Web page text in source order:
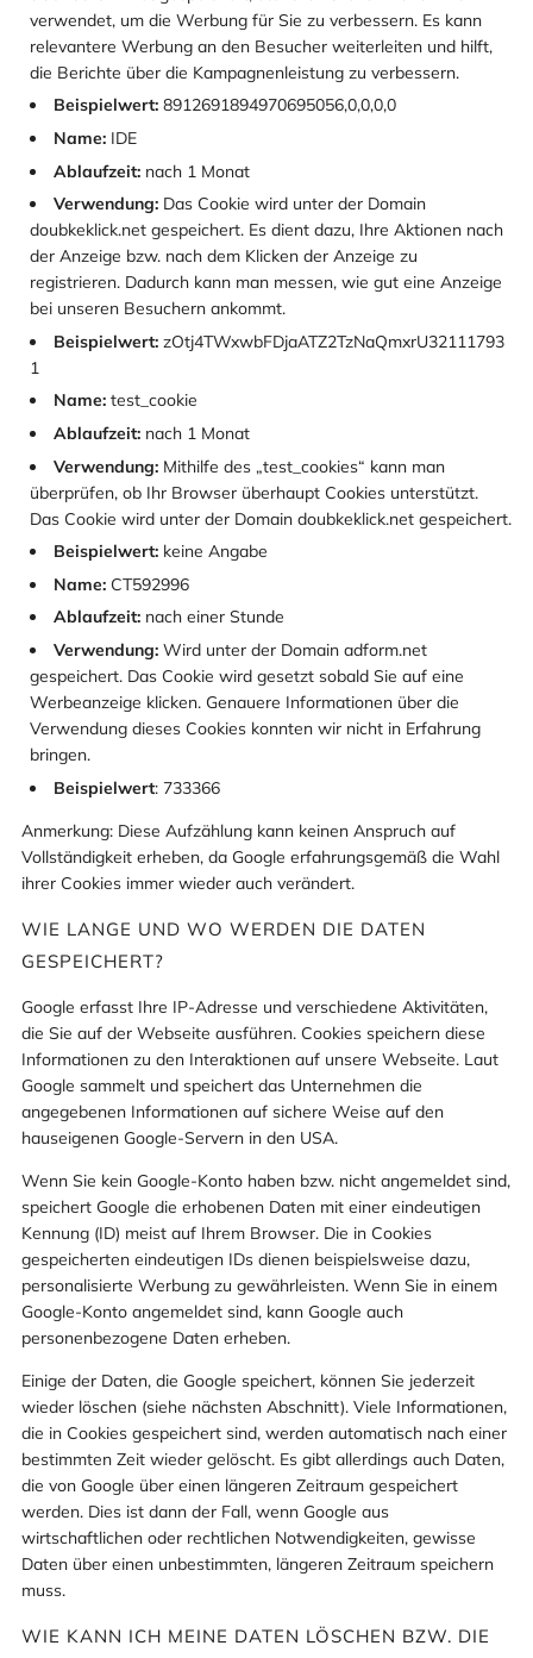
verwendet, um die Werbung für Sie zu verbessern. Es kann
relevantere Werbung an den Besucher weiterleiten und hilft,
die Berichte über die Kampagnenleistung zu verbessern.
Beispielwert: 8912691894970695056,0,0,0,0
Name: IDE
Ablaufzeit: nach 1 Monat
Verwendung: Das Cookie wird unter der Domain
doubkeklick.net gespeichert. Es dient dazu, Ihre Aktionen nach
der Anzeige bzw. nach dem Klicken der Anzeige zu
registrieren. Dadurch kann man messen, wie gut eine Anzeige
bei unseren Besuchern ankommt.
Beispielwert: zOtj4TWxwbFDjaATZ2TzNaQmxrU32111793
1
Name: test_cookie
Ablaufzeit: nach 1 Monat
Verwendung: Mithilfe des „test_cookies“ kann man
überprüfen, ob Ihr Browser überhaupt Cookies unterstützt.
Das Cookie wird unter der Domain doubkeklick.net gespeichert.
Beispielwert: keine Angabe
Name: CT592996
Ablaufzeit: nach einer Stunde
Verwendung: Wird unter der Domain adform.net
gespeichert. Das Cookie wird gesetzt sobald Sie auf eine
Werbeanzeige klicken. Genauere Informationen über die
Verwendung dieses Cookies konnten wir nicht in Erfahrung
bringen.
Beispielwert: 733366
Anmerkung: Diese Aufzählung kann keinen Anspruch auf
Vollständigkeit erheben, da Google erfahrungsgemäß die Wahl
ihrer Cookies immer wieder auch verändert.
WIE LANGE UND WO WERDEN DIE DATEN
GESPEICHERT?
Google erfasst Ihre IP-Adresse und verschiedene Aktivitäten,
die Sie auf der Webseite ausführen. Cookies speichern diese
Informationen zu den Interaktionen auf unsere Webseite. Laut
Google sammelt und speichert das Unternehmen die
angegebenen Informationen auf sichere Weise auf den
hauseigenen Google-Servern in den USA.
Wenn Sie kein Google-Konto haben bzw. nicht angemeldet sind,
speichert Google die erhobenen Daten mit einer eindeutigen
Kennung (ID) meist auf Ihrem Browser. Die in Cookies
gespeicherten eindeutigen IDs dienen beispielsweise dazu,
personalisierte Werbung zu gewährleisten. Wenn Sie in einem
Google-Konto angemeldet sind, kann Google auch
personenbezogene Daten erheben.
Einige der Daten, die Google speichert, können Sie jederzeit
wieder löschen (siehe nächsten Abschnitt). Viele Informationen,
die in Cookies gespeichert sind, werden automatisch nach einer
bestimmten Zeit wieder gelöscht. Es gibt allerdings auch Daten,
die von Google über einen längeren Zeitraum gespeichert
werden. Dies ist dann der Fall, wenn Google aus
wirtschaftlichen oder rechtlichen Notwendigkeiten, gewisse
Daten über einen unbestimmten, längeren Zeitraum speichern
muss.
WIE KANN ICH MEINE DATEN LÖSCHEN BZW. DIE